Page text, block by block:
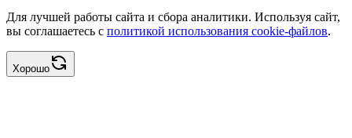
Для лучшей работы сайта и сбора аналитики. Используя сайт,
вы соглашаетесь с политикой использования cookie-файлов.
Хорошо